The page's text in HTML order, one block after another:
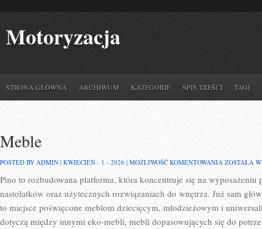
Motoryzacja
STRONA GŁÓWNA ARCHIWUM KATEGORIE SPIS TREŚCI TAGI
Meble
POSTED BY ADMIN | KWIECIEŃ - 1 - 2026 | MOŻLIWOŚĆ KOMENTOWANIA MEBLE
ZOSTAŁA
Pino to rozbudowana platforma, która koncentruje się na
nastolatków oraz użytecznych rozwiązaniach do wnętrza. Już sam
to miejsce poświęcone meblom dziecięcym, młodzieżowym i
dotyczą między innymi eko-mebli, mebli dopasowujących się do